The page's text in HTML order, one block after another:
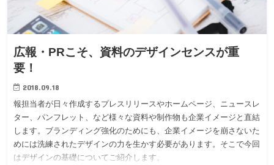
広報・PRこそ、資料のデザインセンスが重
要！
2018.09.18
報担当者が日々作成するプレスリリースやホームページ、ニュースレ
ター、パンフレット、など様々な資料や制作物も企業イメージと直結
します。ブランディング強化のためにも、企業イメージを崩さないた
めには洗練されたデザインの力を生かす必要があります。そこで今回
はデザインの基礎についてご紹介します。